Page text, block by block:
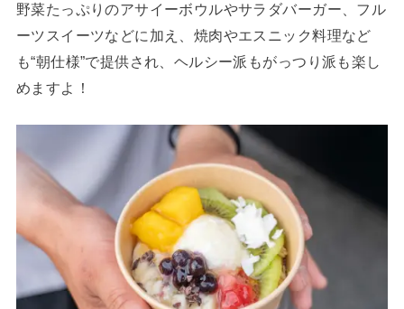
野菜たっぷりのアサイーボウルやサラダバーガー、フル
ーツスイーツなどに加え、焼肉やエスニック料理など
も“朝仕様”で提供され、ヘルシー派もがっつり派も楽し
めますよ！